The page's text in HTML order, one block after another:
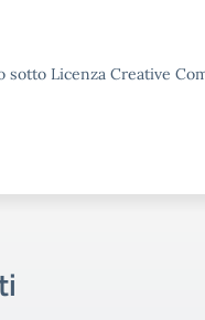
Licenza Creative